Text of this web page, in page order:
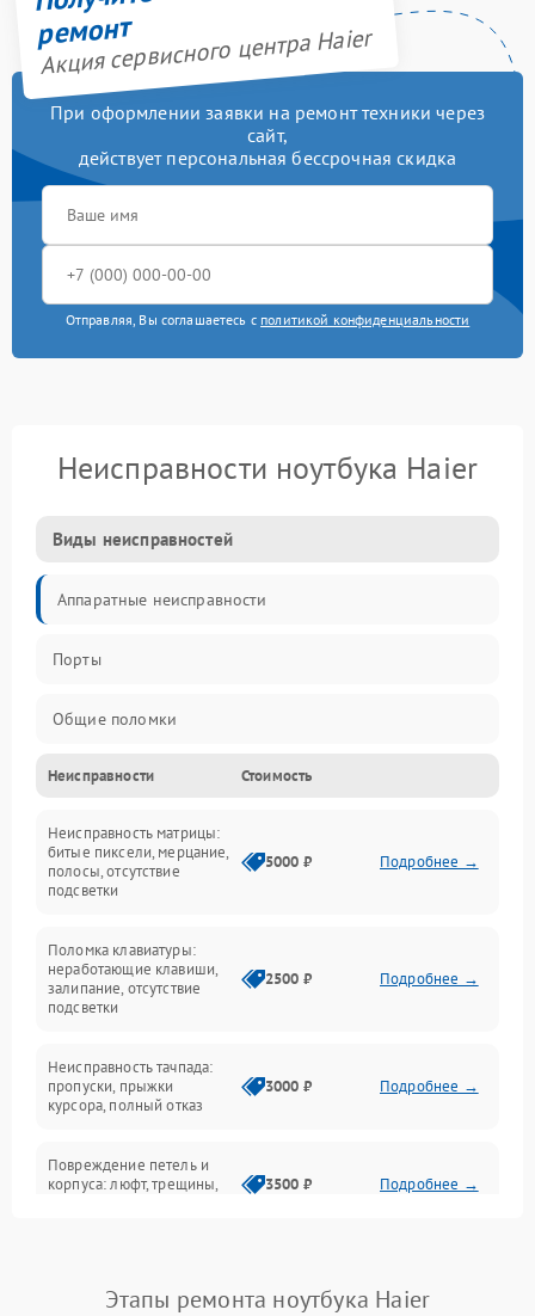
ремонт
Акция сервисного центра Haier
При оформлении заявки на ремонт техники через
сайт,
действует персональная бессрочная скидка
Отправляя, Вы соглашаетесь с политикой конфиденциальности
Неисправности ноутбука Haier
Виды неисправностей
Аппаратные неисправности
Порты
Общие поломки
Устройства
Программные ошибки
Электрические и системные сбои
Интерфейсные проблемы
Батарея
Сеть и интернет
Неисправности Стоимость
Неисправность матрицы:
битые пиксели, мерцание,
полосы, отсутствие
подсветки
5000 ₽ Подробнее →
Поломка клавиатуры:
неработающие клавиши,
залипание, отсутствие
подсветки
2500 ₽ Подробнее →
Неисправность тачпада:
пропуски, прыжки
курсора, полный отказ
3000 ₽ Подробнее →
Повреждение петель и
корпуса: люфт, трещины,
3500 ₽ Подробнее →
невозможность зарядки,
2500 ₽ Подробнее →
Этапы ремонта ноутбука Haier